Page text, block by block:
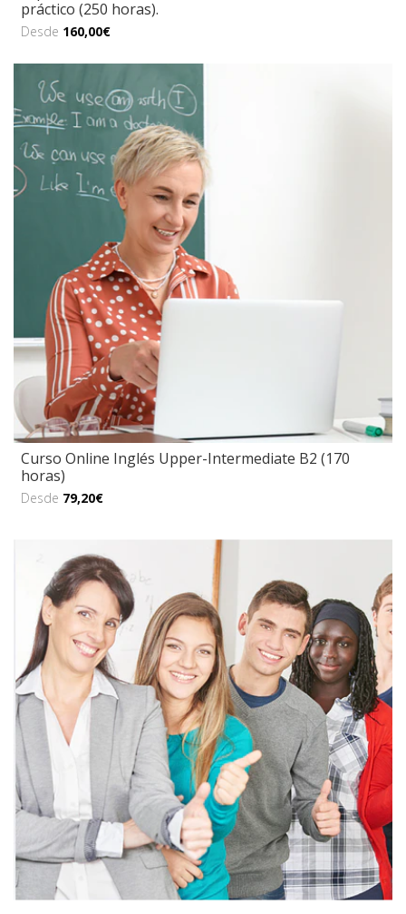
práctico (250 horas).
Desde 160,00€
Curso Online Inglés Upper-Intermediate B2 (170
horas)
Desde 79,20€